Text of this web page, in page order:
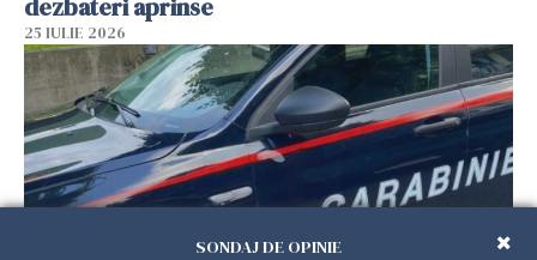
25 IULIE 2026
SONDAJ DE OPINIE